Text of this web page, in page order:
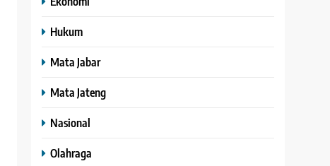
Hukum
Mata Jabar
Mata Jateng
Nasional
Olahraga